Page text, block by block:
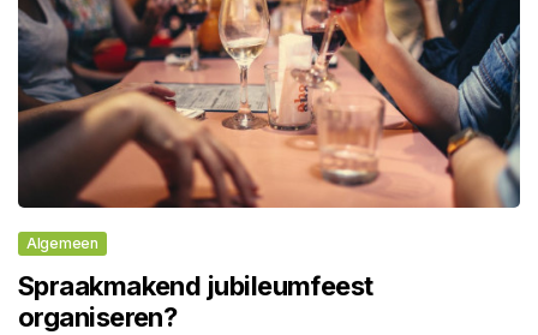
Algemeen
Spraakmakend jubileumfeest
organiseren?